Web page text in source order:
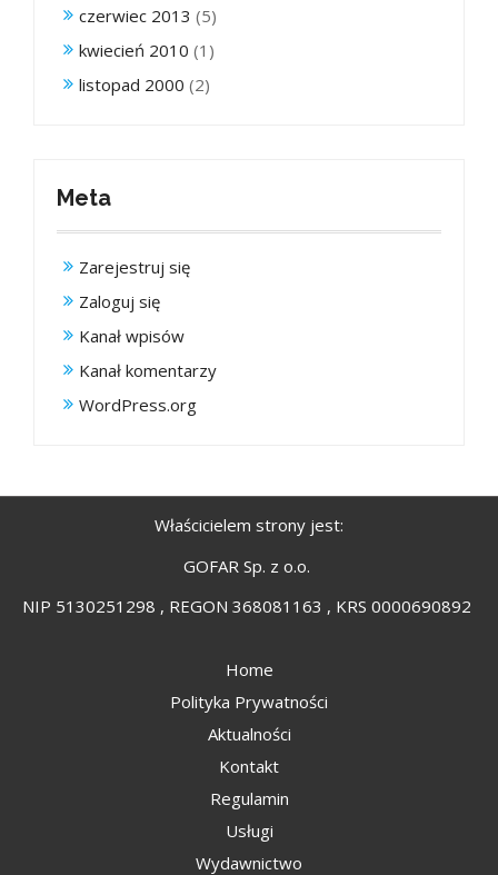
czerwiec 2013 (5)
kwiecień 2010 (1)
listopad 2000 (2)
Meta
Zarejestruj się
Zaloguj się
Kanał wpisów
Kanał komentarzy
WordPress.org
Właścicielem strony jest:
GOFAR Sp. z o.o.
NIP 5130251298 , REGON 368081163 , KRS 0000690892
Home
Polityka Prywatności
Aktualności
Kontakt
Regulamin
Usługi
Wydawnictwo